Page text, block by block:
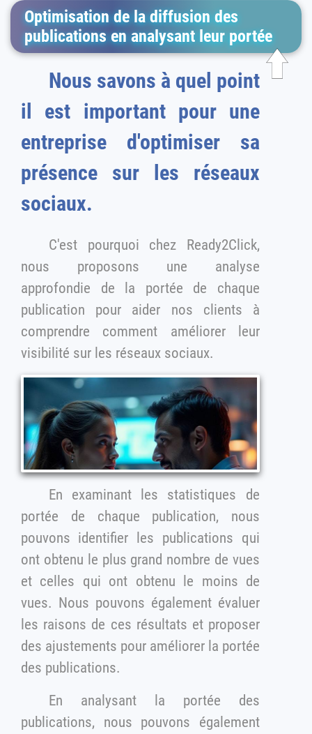
Optimisation de la diffusion des
publications en analysant leur portée
Nous savons à quel point
il est important pour une
entreprise d'optimiser sa
présence sur les réseaux
sociaux.
C'est pourquoi chez Ready2Click,
nous proposons une analyse
approfondie de la portée de chaque
publication pour aider nos clients à
comprendre comment améliorer leur
visibilité sur les réseaux sociaux.
En examinant les statistiques de
portée de chaque publication, nous
pouvons identifier les publications qui
ont obtenu le plus grand nombre de vues
et celles qui ont obtenu le moins de
vues. Nous pouvons également évaluer
les raisons de ces résultats et proposer
des ajustements pour améliorer la portée
des publications.
En analysant la portée des
publications, nous pouvons également